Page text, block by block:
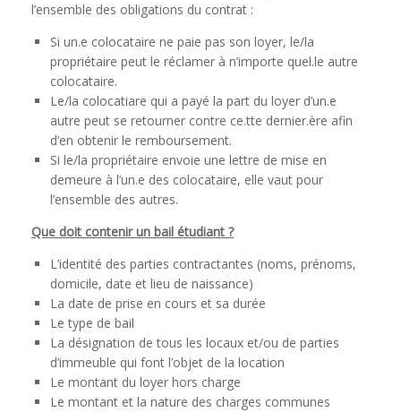
l’ensemble des obligations du contrat :
Si un.e colocataire ne paie pas son loyer, le/la
propriétaire peut le réclamer à n’importe quel.le autre
colocataire.
Le/la colocatiare qui a payé la part du loyer d’un.e
autre peut se retourner contre ce.tte dernier.ère afin
d’en obtenir le remboursement.
Si le/la propriétaire envoie une lettre de mise en
demeure à l’un.e des colocataire, elle vaut pour
l’ensemble des autres.
Que doit contenir un bail étudiant ?
L’identité des parties contractantes (noms, prénoms,
domicile, date et lieu de naissance)
La date de prise en cours et sa durée
Le type de bail
La désignation de tous les locaux et/ou de parties
d’immeuble qui font l’objet de la location
Le montant du loyer hors charge
Le montant et la nature des charges communes